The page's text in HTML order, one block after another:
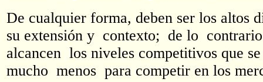
De cualquier forma, deben ser los
su extensión y contexto; de lo
alcancen los niveles competitivos
mucho menos para competir en los